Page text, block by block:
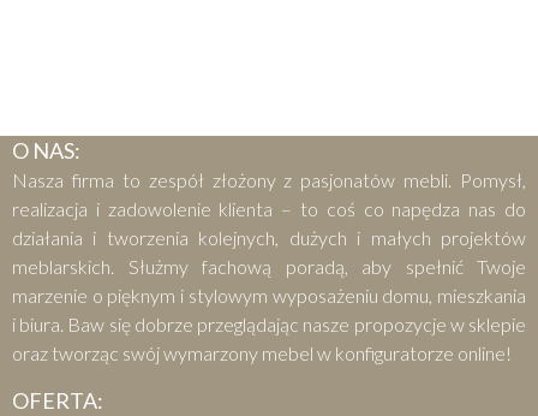
O NAS:
Nasza firma to zespół złożony z pasjonatów mebli. Pomysł,
realizacja i zadowolenie klienta – to coś co napędza nas do
działania i tworzenia kolejnych, dużych i małych projektów
meblarskich. Służmy fachową poradą, aby spełnić Twoje
marzenie o pięknym i stylowym wyposażeniu domu, mieszkania
i biura. Baw się dobrze przeglądając nasze propozycje w sklepie
oraz tworząc swój wymarzony mebel w konfiguratorze online!
OFERTA: